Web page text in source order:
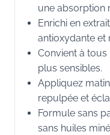
une absorption
Enrichi en
antioxydante et
Convient à
plus sensibles.
Appliquez
repulpée et
Formule sans
sans huiles